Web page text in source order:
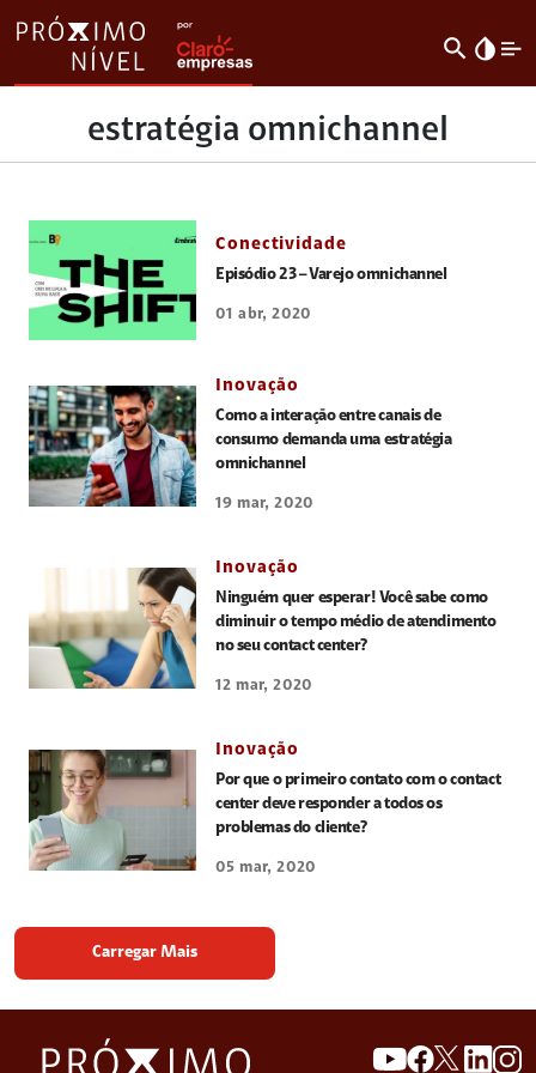
search invert_colors
estratégia omnichannel
Conectividade
Episódio 23 – Varejo omnichannel
01 abr, 2020
Inovação
Como a interação entre canais de
consumo demanda uma estratégia
omnichannel
19 mar, 2020
Inovação
Ninguém quer esperar! Você sabe como
diminuir o tempo médio de atendimento
no seu contact center?
12 mar, 2020
Inovação
Por que o primeiro contato com o contact
center deve responder a todos os
problemas do cliente?
05 mar, 2020
Carregar Mais